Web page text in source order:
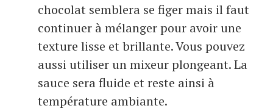
chocolat semblera se figer mais il faut
continuer à mélanger pour avoir une
texture lisse et brillante. Vous pouvez
aussi utiliser un mixeur plongeant. La
sauce sera fluide et reste ainsi à
température ambiante.